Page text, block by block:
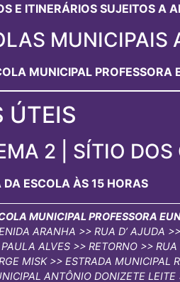
E ITINERÁRIOS SUJEITOS A
MUNICIPAIS
MUNICIPAL PROFESSORA
ÚTEIS
2 | SÍTIO
DA ESCOLA ÀS 15 HORAS
MUNICIPAL PROFESSORA
ARANHA >> RUA D’ AJUDA
ALVES >> RETORNO >>
MISK >> ESTRADA MUNICIPAL
ANTÔNIO DONIZETE